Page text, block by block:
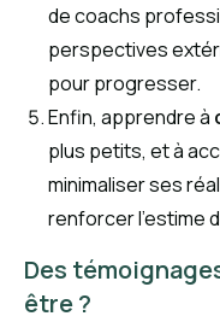
de coachs
perspectives
pour progresser.
Enfin, apprendre à
plus petits, et à
minimaliser ses
renforcer l’estime
Des
être ?